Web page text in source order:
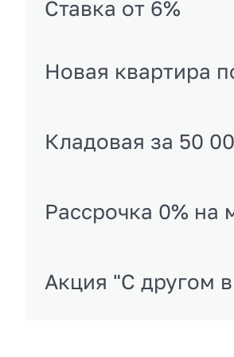
Ставка от 6%
Новая квартира
Кладовая за 50
Рассрочка 0% на
Акция "С другом